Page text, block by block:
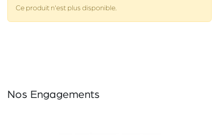
Ce produit n'est plus disponible.
Nos Engagements